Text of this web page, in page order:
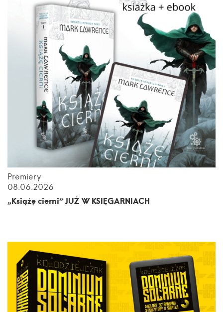
Premiery
08.06.2026
„Książę cierni” JUŻ W KSIĘGARNIACH